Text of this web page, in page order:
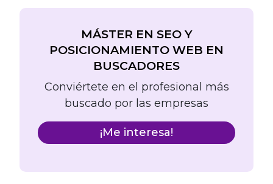
MÁSTER EN SEO Y
POSICIONAMIENTO WEB EN
BUSCADORES
Conviértete en el profesional más
buscado por las empresas
¡Me interesa!